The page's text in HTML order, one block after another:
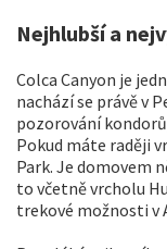
Nejhlubší a
Colca Canyon je
nachází se právě v
pozorování
Pokud máte raději
Park. Je domovem
to včetně vrcholu
trekové možnosti v